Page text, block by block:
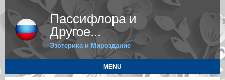
Пассифлора и
Другое...
Эзотерика и Мироздание
MENU